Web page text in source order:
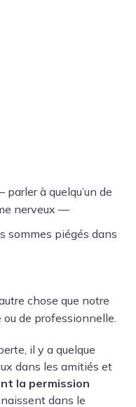
à quelqu’un de
nerveux —
sommes piégés dans
chose que notre
de professionnelle.
il y a quelque
dans les amitiés et
la permission
dans le